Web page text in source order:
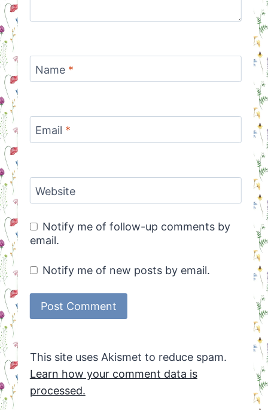
Name *
Email *
Website
Notify me of follow-up comments by
email.
Notify me of new posts by email.
This site uses Akismet to reduce spam.
Learn how your comment data is
processed.